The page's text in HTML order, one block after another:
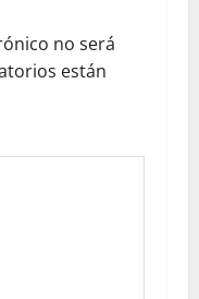
no será
están